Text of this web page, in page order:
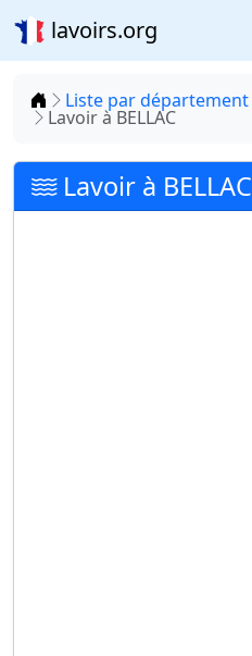
lavoirs.org
Accueil
Liste par département
Lavoir à BELLAC
Lavoir à BELLAC